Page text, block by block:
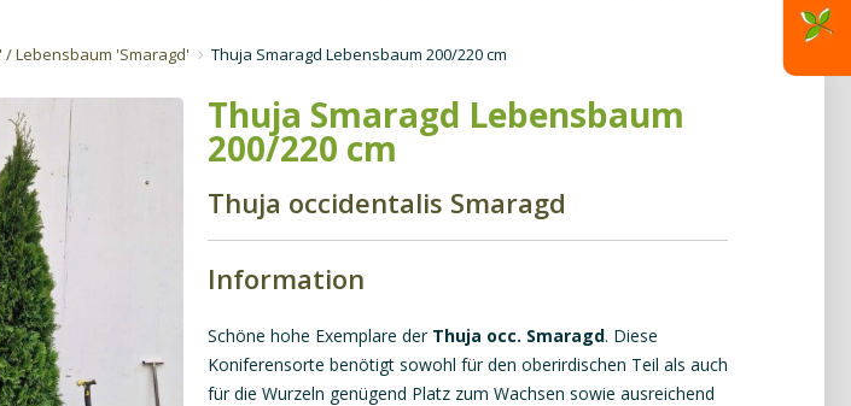
/ Lebensbaum 'Smaragd' Thuja Smaragd Lebensbaum 200/220 cm
Thuja Smaragd Lebensbaum
200/220 cm
Thuja occidentalis Smaragd
Information
Schöne hohe Exemplare der Thuja occ. Smaragd. Diese
Koniferensorte benötigt sowohl für den oberirdischen Teil als auch
für die Wurzeln genügend Platz zum Wachsen sowie ausreichend